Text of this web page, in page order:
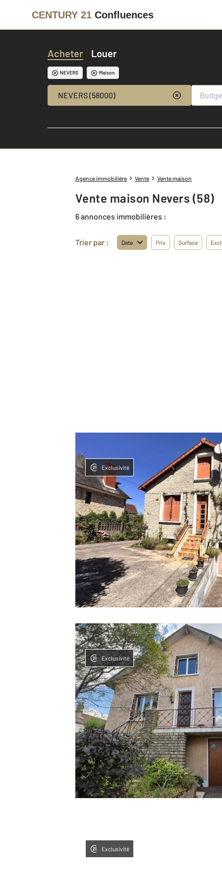
CENTURY 21 Confluences
Acheter Louer
NEVERS Maison
NEVERS (58000)
Agence immobilière Vente Vente maison
Vente maison Nevers (58)
6 annonces immobilières :
Trier par : Date Prix Surface
Exclusivité
Exclusivité
Exclusivité